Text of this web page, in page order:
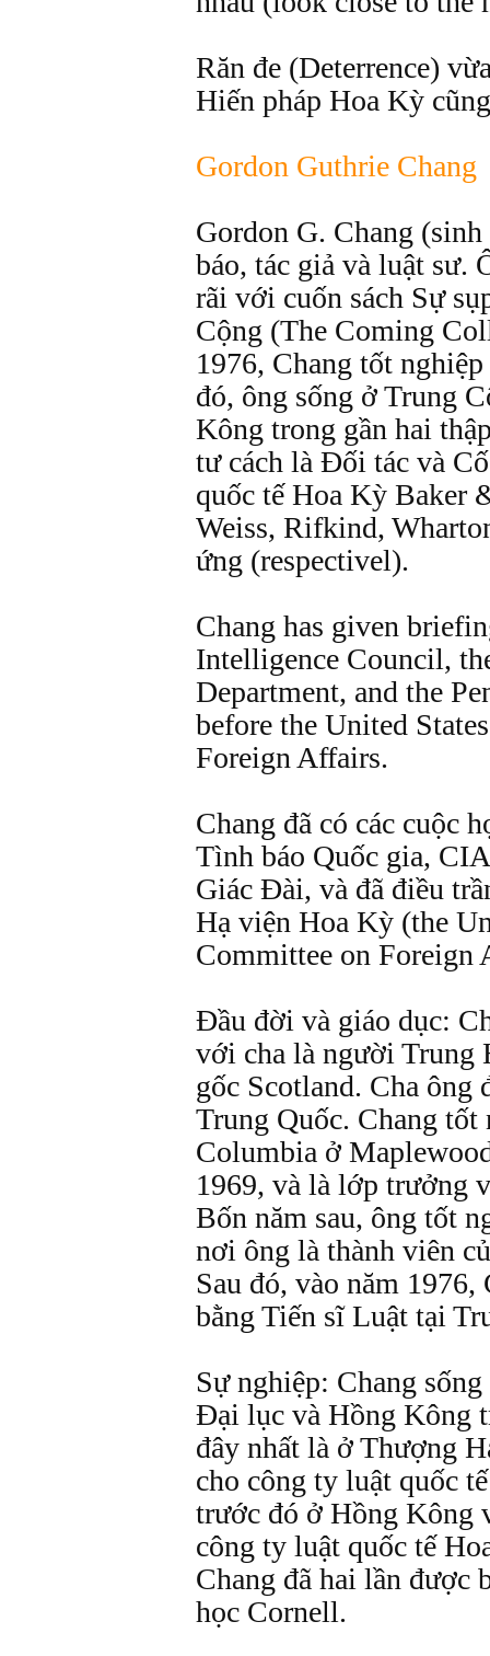
Răn đe (Deterrence)
Hiến pháp Hoa Kỳ
Gordon Guthrie Chang
Gordon G. Chang
báo, tác giả và luật sư.
rãi với cuốn sách Sự
Cộng (The Coming
1976, Chang tốt
đó, ông sống ở Trung
Kông trong gần hai
tư cách là Đối tác và
quốc tế Hoa Kỳ Baker
Weiss, Rifkind,
ứng (respectivel).
Chang has given
Intelligence Council,
Department, and the
before the United
Foreign Affairs.
Chang đã có các cuộc
Tình báo Quốc gia,
Giác Đài, và đã điều
Hạ viện Hoa Kỳ (the
Committee on Foreign
Đầu đời và giáo dục:
với cha là người Trung
gốc Scotland. Cha ông
Trung Quốc. Chang
Columbia ở
1969, và là lớp trưởng
Bốn năm sau, ông tốt
nơi ông là thành viên
Sau đó, vào năm
bằng Tiến sĩ Luật tại
Sự nghiệp: Chang
Đại lục và Hồng Kông
đây nhất là ở Thượng
cho công ty luật quốc
trước đó ở Hồng Kông
công ty luật quốc tế
Chang đã hai lần được
học Cornell.